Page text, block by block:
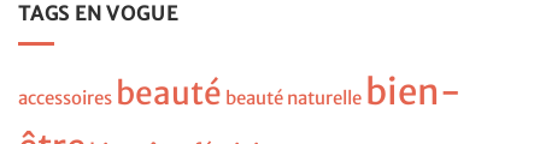
TAGS EN VOGUE
accessoires beauté beauté naturelle bien-